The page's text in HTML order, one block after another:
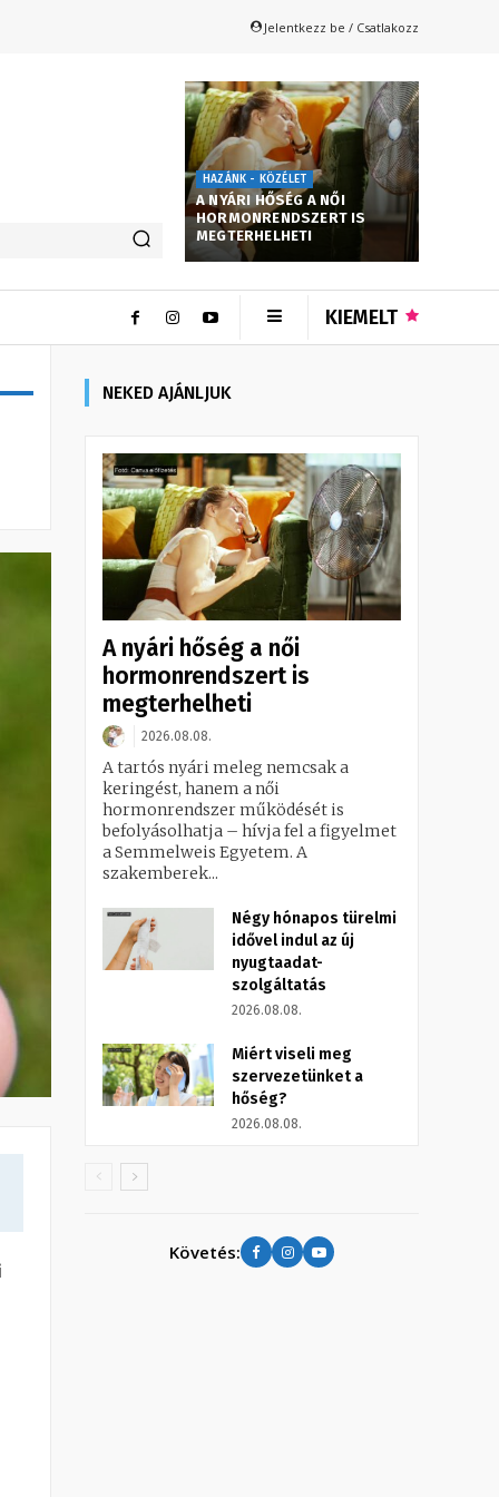
Jelentkezz be / Csatlakozz
HAZÁNK - KÖZÉLET
A NYÁRI HŐSÉG A NŐI
HORMONRENDSZERT IS
MEGTERHELHETI
KIEMELT
NEKED AJÁNLJUK
A nyári hőség a női
hormonrendszert is
megterhelheti
2026.08.08.
A tartós nyári meleg nemcsak a
keringést, hanem a női
hormonrendszer működését is
befolyásolhatja – hívja fel a figyelmet
a Semmelweis Egyetem. A
szakemberek...
Négy hónapos türelmi
idővel indul az új
nyugtaadat-
szolgáltatás
2026.08.08.
Miért viseli meg
szervezetünket a
hőség?
2026.08.08.
Követés: